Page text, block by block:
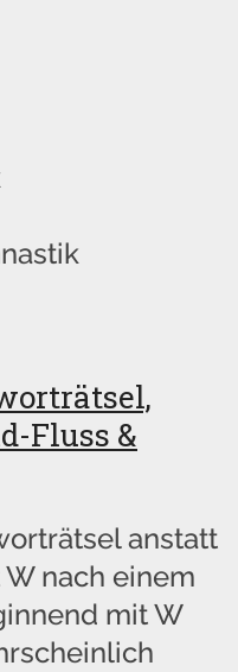
Fluss &
anstatt
nach einem
mit W